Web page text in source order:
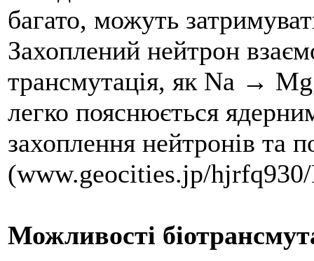
багато, можуть
Захоплений нейтрон
трансмутація, як Na →
легко пояснюється
захоплення нейтронів та
(www.geocities.jp/
Можливості